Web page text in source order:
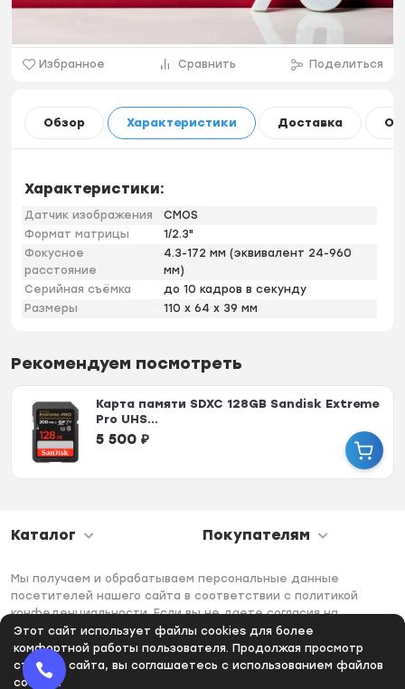
Этот сайт использует файлы cookies для более
комфортной работы пользователя. Продолжая просмотр
страниц сайта, вы соглашаетесь с использованием файлов
cookies.
Избранное Сравнить Поделиться
Обзор Характеристики Доставка
Характеристики:
Датчик изображения
CMOS
Формат матрицы
1/2.3"
Фокусное
расстояние
4.3-172 мм (эквивалент 24-960
мм)
Серийная съёмка
до 10 кадров в секунду
Размеры
110 x 64 x 39 мм
Рекомендуем посмотреть
Карта памяти SDXC 128GB Sandisk Extreme
Pro UHS...
5 500 ₽
Каталог Покупателям
Мы получаем и обрабатываем персональные данные
посетителей нашего сайта в соответствии с политикой
конфеденциальности. Если вы не даете согласия на
обработку своих персональных данных, вам необходимо
покинуть наш сайт.